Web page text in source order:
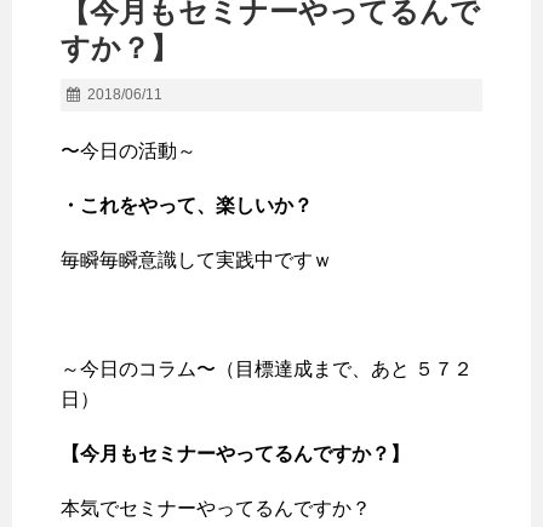
【今月もセミナーやってるんで
すか？】
2018/06/11
〜今日の活動～
・これをやって、楽しいか？
毎瞬毎瞬意識して実践中ですｗ
～今日のコラム〜（目標達成まで、あと ５７２
日）
【今月もセミナーやってるんですか？】
本気でセミナーやってるんですか？